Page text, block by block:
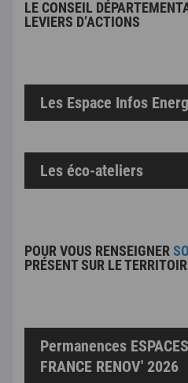
LE CONSEIL
LEVIERS D’ACTIONS
Les Espace Infos
Les éco-ateliers
POUR VOUS RENSEIGNER
PRÉSENT SUR LE
Permanences
FRANCE RENOV' 2026